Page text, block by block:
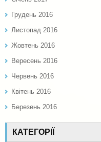
Грудень 2016
Листопад 2016
Жовтень 2016
Вересень 2016
Червень 2016
Квітень 2016
Березень 2016
КАТЕГОРІЇ